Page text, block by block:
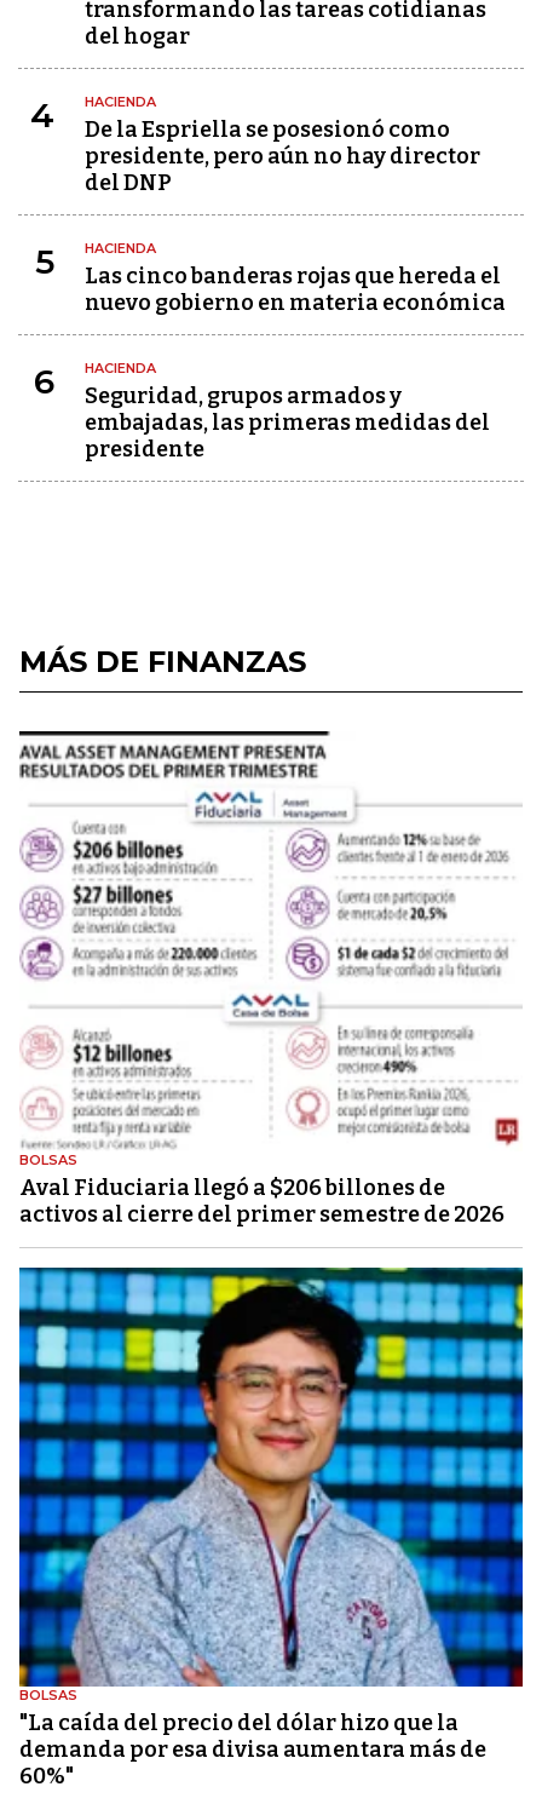
transformando las tareas cotidianas
del hogar
4 HACIENDA
De la Espriella se posesionó como
presidente, pero aún no hay director
del DNP
5 HACIENDA
Las cinco banderas rojas que hereda el
nuevo gobierno en materia económica
6 HACIENDA
Seguridad, grupos armados y
embajadas, las primeras medidas del
presidente
MÁS DE FINANZAS
BOLSAS
Aval Fiduciaria llegó a $206 billones de
activos al cierre del primer semestre de 2026
BOLSAS
"La caída del precio del dólar hizo que la
demanda por esa divisa aumentara más de
60%"